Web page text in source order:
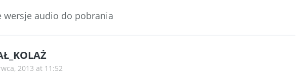
wersje audio do pobrania
2013 at 11:52